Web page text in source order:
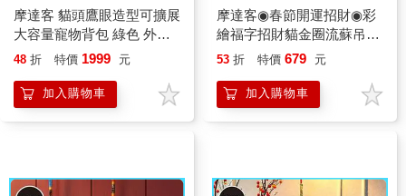
摩達客 貓頭鷹眼造型可擴展
大容量寵物背包 綠色 外出
超透氣網窗雙肩背包 6公斤
篷款
48 折 特價 1999 元
加入購物車
摩達客◉春節開運招財◉彩
繪福字招財貓金圈流蘇吊飾
_兩入組
53 折 特價 679 元
加入購物車